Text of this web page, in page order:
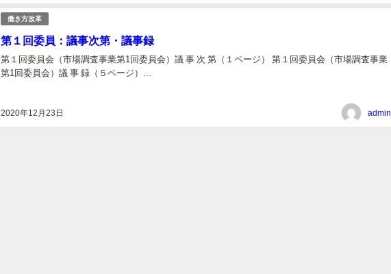
働き方改革
第１回委員：議事次第・議事録
2020年12月23日
第１回委員会（市場調査事業第1回委員会）議 事 次 第（１ページ） 第１回委員会（市場調査事業
第1回委員会）議 事 録（５ページ）...
admin